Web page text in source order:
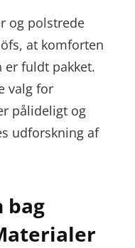
og polstrede
at komforten
er fuldt pakket.
valg for
pålideligt og
udforskning af
bag